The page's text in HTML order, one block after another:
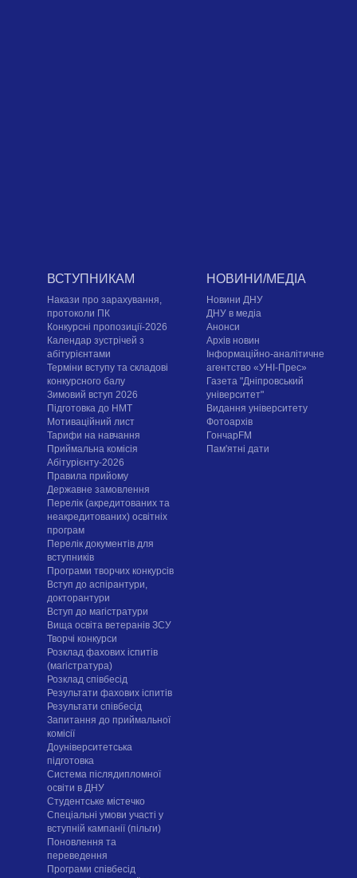
ВСТУПНИКАМ
Накази про зарахування,
протоколи ПК
Конкурсні пропозиції-2026
Календар зустрічей з
абітурієнтами
Терміни вступу та складові
конкурсного балу
Зимовий вступ 2026
Підготовка до НМТ
Мотиваційний лист
Тарифи на навчання
Приймальна комісія
Абітурієнту-2026
Правила прийому
Державне замовлення
Перелік (акредитованих та
неакредитованих) освітніх
програм
Перелік документів для
вступників
Програми творчих конкурсiв
Вступ до аспірантури,
докторантури
Вступ до магістратури
Вища освіта ветеранів ЗСУ
Творчі конкурси
Розклад фахових іспитів
(магістратура)
Розклад співбесід
Результати фахових іспитів
Результати співбесід
Запитання до приймальної
комісії
Доуніверситетська
підготовка
Система післядипломної
освіти в ДНУ
Cтудентське містечко
Спеціальні умови участі у
вступній кампанії (пільги)
Поновлення та
переведення
Програми співбесід
НОВИНИ/МЕДІА
Новини ДНУ
ДНУ в медіа
Анонси
Архів новин
Інформаційно-аналітичне
агентство «УНІ-Прес»
Газета "Дніпровський
університет"
Видання університету
Фотоархів
ГончарFM
Пам'ятні дати